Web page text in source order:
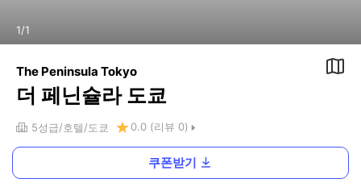
1/1
The Peninsula Tokyo
더 페닌슐라 도쿄
5성급 호텔 도쿄 0.0 (리뷰 0)
쿠폰받기